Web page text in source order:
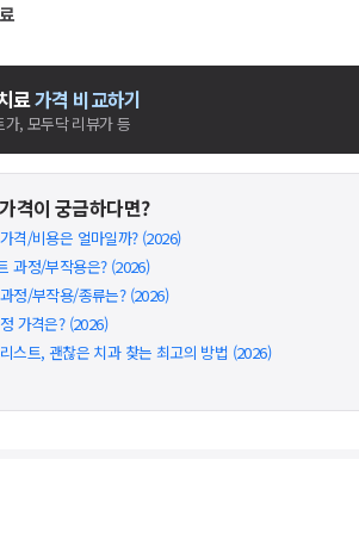
료가격 비교하기
가, 모두닥 리뷰가 등
격이 궁금하다면?
격/비용은 얼마일까? (2026)
과정/부작용은? (2026)
정/부작용/종류는? (2026)
가격은? (2026)
스트, 괜찮은 치과 찾는 최고의 방법 (2026)